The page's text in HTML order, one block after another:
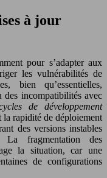
à jour
pour s’adapter aux
les vulnérabilités de
bien qu’essentielles,
incompatibilités avec
de développement
rapidité de déploiement
des versions instables
La fragmentation des
la situation, car une
de configurations